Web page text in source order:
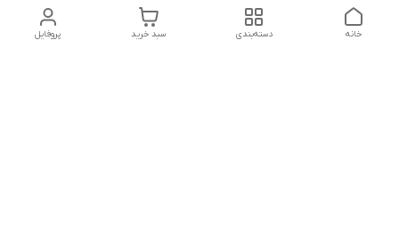
پروفایل سبد خرید دسته‌بندی خانه